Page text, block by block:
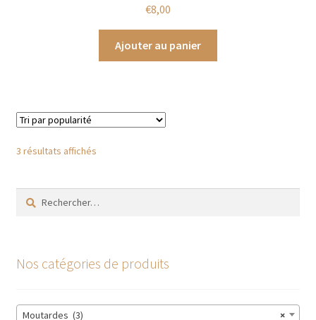
€8,00
Ajouter au panier
3 résultats affichésTrié
Rechercher :
Nos catégories de produits
×
Moutardes (3)